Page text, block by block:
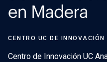
CENTRO UC DE INNOVACIÓN
Centro de Innovación UC